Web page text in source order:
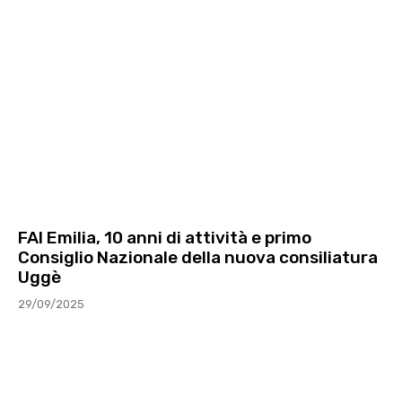
FAI Emilia, 10 anni di attività e primo
Consiglio Nazionale della nuova consiliatura
Uggè
29/09/2025